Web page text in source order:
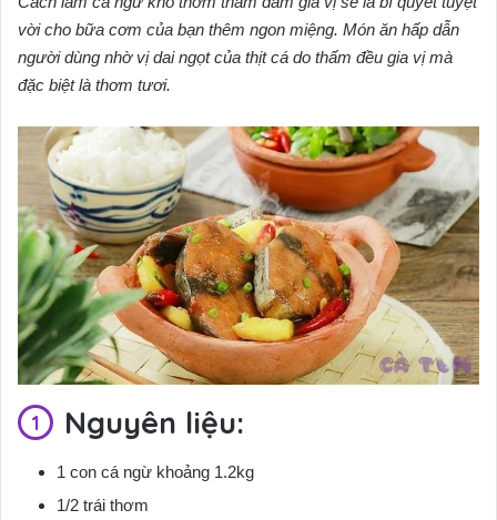
vời cho bữa cơm của bạn thêm ngon miệng. Món ăn hấp dẫn
người dùng nhờ vị dai ngọt của thịt cá do thấm đều gia vị mà
đặc biệt là thơm tươi.
Nguyên liệu:
1 con cá ngừ khoảng 1.2kg
1/2 trái thơm